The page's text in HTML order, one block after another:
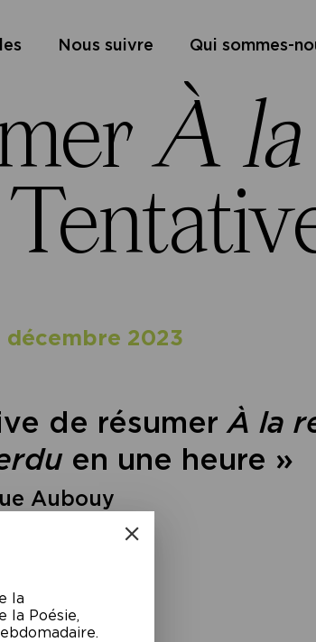
Nous suivre Qui sommes-
À
décembre 2023
de résumerÀ la
en une heure »
Aubouy
la
la Poésie,